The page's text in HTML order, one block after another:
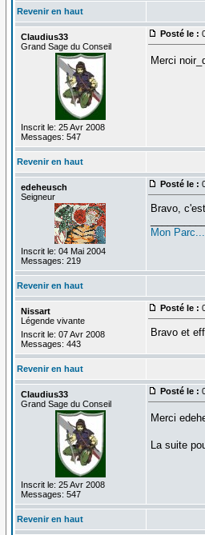
Revenir en haut
Claudius33
Grand Sage du Conseil
Inscrit le: 25 Avr 2008
Messages: 547
Posté le :
Merci
Revenir en haut
edeheusch
Seigneur
Inscrit le: 04 Mai 2004
Messages: 219
Posté le :
Bravo,
Mon Parc...
Revenir en haut
Nissart
Légende vivante
Inscrit le: 07 Avr 2008
Messages: 443
Posté le :
Bravo et
Revenir en haut
Claudius33
Grand Sage du Conseil
Inscrit le: 25 Avr 2008
Messages: 547
Posté le :
Merci
La suite
Revenir en haut